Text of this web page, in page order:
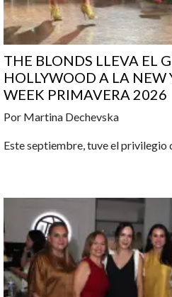
THE BLONDS LLEVA EL
HOLLYWOOD A LA NEW
WEEK PRIMAVERA 2026
Por Martina Dechevska
Este septiembre, tuve el privilegio